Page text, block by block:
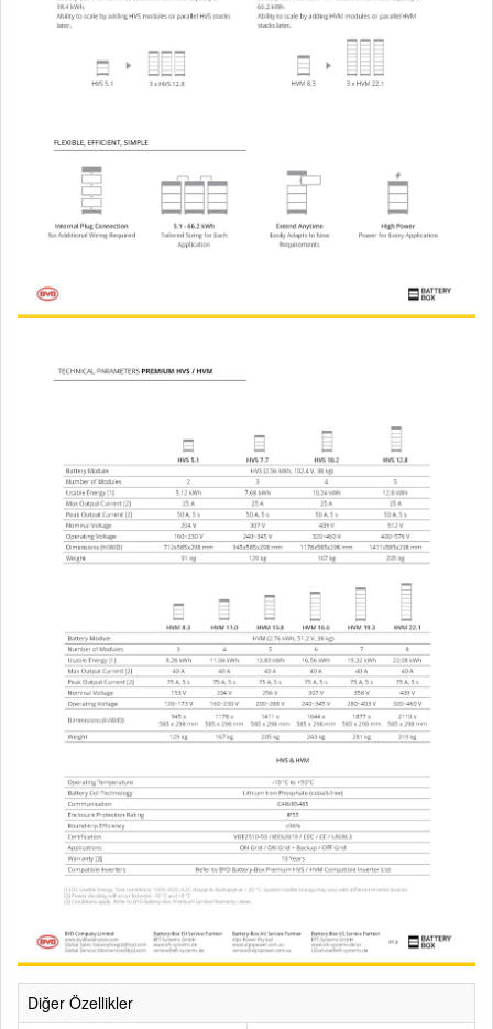
Diğer Özellikler